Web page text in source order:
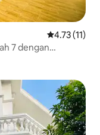
Penarafan
4.73 (11)
7 dengan